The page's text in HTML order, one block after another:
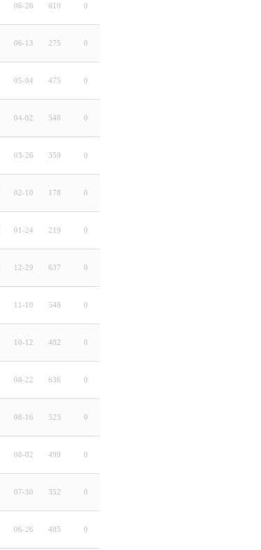
06-26 610 0
06-13 275 0
05-04 475 0
04-02 548 0
03-26 359 0
02-10 178 0
01-24 219 0
12-29 637 0
11-10 548 0
10-12 482 0
08-22 636 0
08-16 523 0
08-02 499 0
07-30 352 0
06-26 485 0